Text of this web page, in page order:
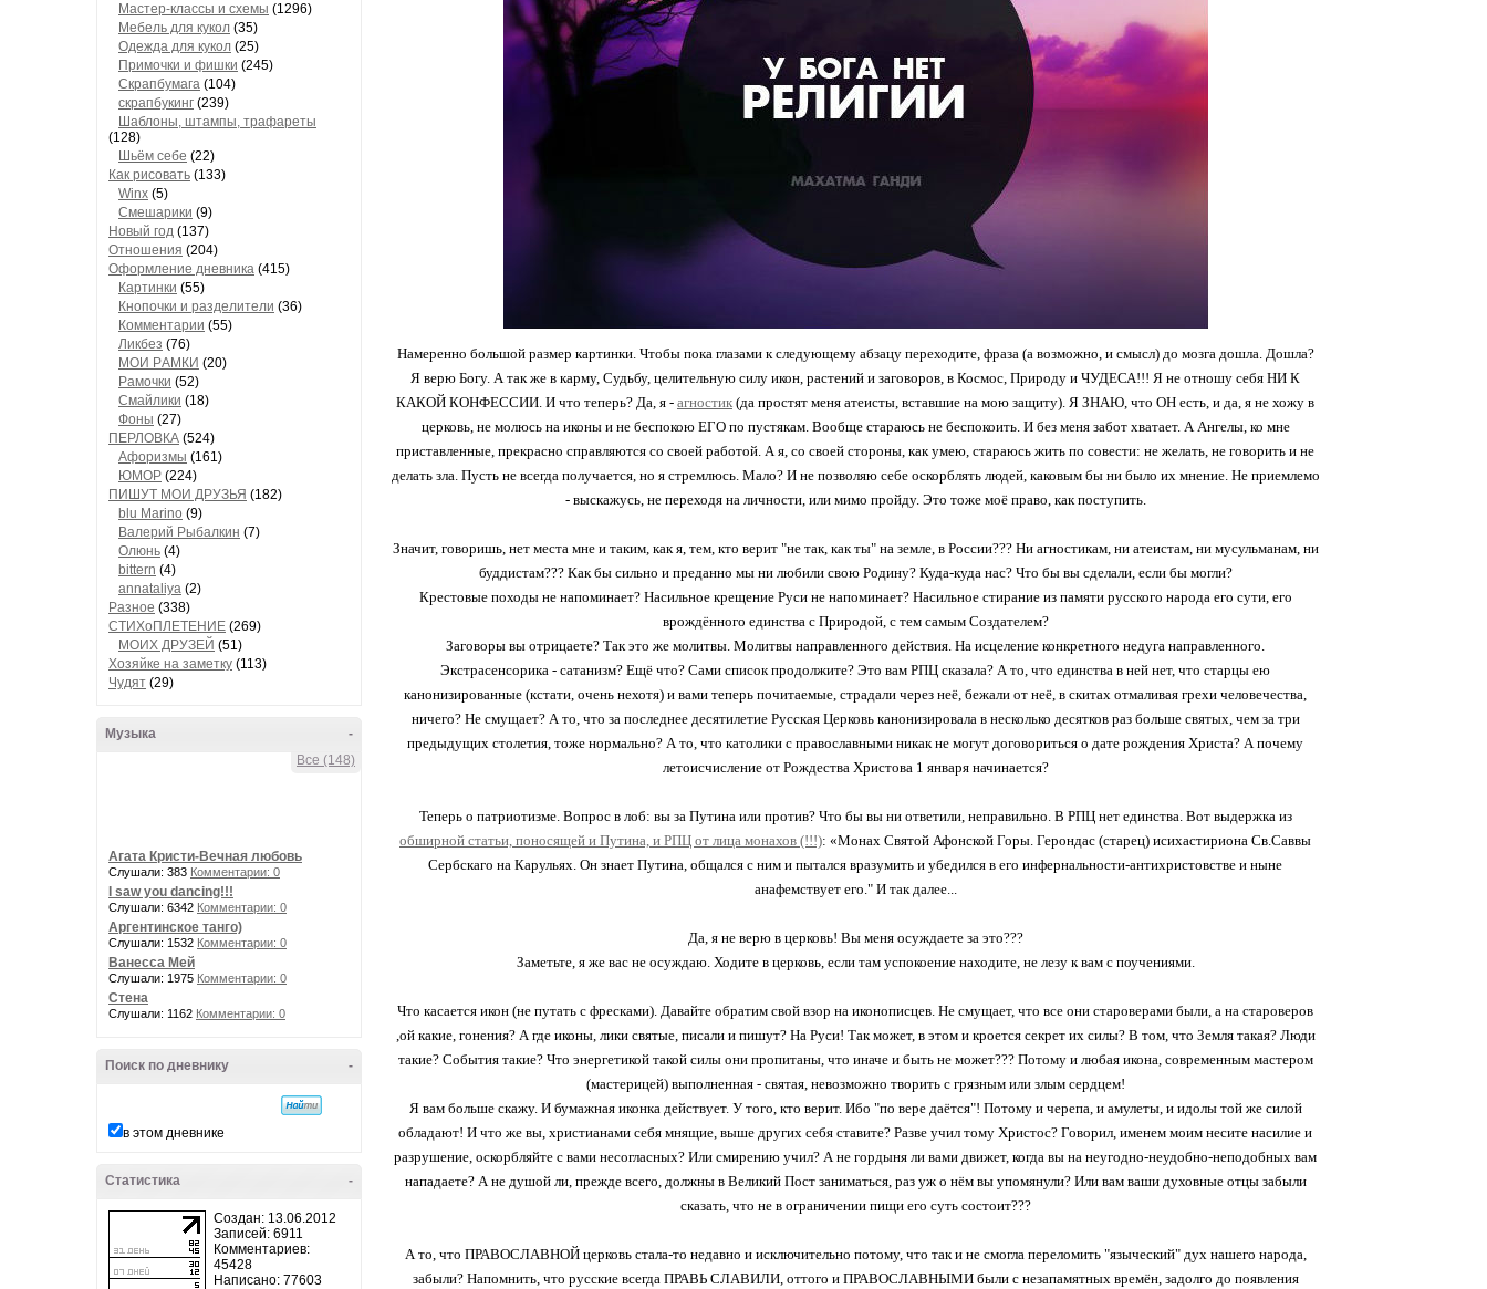
Мастер-классы и схемы (1296)
Мебель для кукол (35)
Одеждa для кукол (25)
Примочки и фишки (245)
Скрaпбумaгa (104)
скрапбукинг (239)
Шaблоны, штaмпы, трaфaреты
(128)
Шьём себе (22)
Как рисовать (133)
Winx (5)
Смешарики (9)
Новый год (137)
Отношения (204)
Оформление дневника (415)
Кaртинки (55)
Кнопочки и рaзделители (36)
Комментaрии (55)
Ликбез (76)
МОИ РAМКИ (20)
Рaмочки (52)
Смaйлики (18)
Фоны (27)
ПЕРЛОВКА (524)
Aфоризмы (161)
ЮМОР (224)
ПИШУТ МОИ ДРУЗЬЯ (182)
blu Marino (9)
Валерий Рыбалкин (7)
Олюнь (4)
bittern (4)
annataliya (2)
Разное (338)
СТИХоПЛЕТЕНИЕ (269)
МОИХ ДРУЗЕЙ (51)
Хозяйке на заметку (113)
Чудят (29)
-
Музыка
Все (148)
Агата Кристи-Вечная любовь
Слушали: 383 Комментарии: 0
I saw you dancing!!!
Слушали: 6342 Комментарии: 0
Аргентинское танго)
Слушали: 1532 Комментарии: 0
Ванесса Мей
Слушали: 1975 Комментарии: 0
Стена
Слушали: 1162 Комментарии: 0
-
Поиск по дневнику
в этом дневнике
-
Статистика
Создан: 13.06.2012
Записей: 6911
Комментариев:
45428
Написано: 77603
Намеренно большой размер картинки. Чтобы пока глазами к следующему абзацу переходите, фраза (а возможно, и смысл) до мозга дошла. Дошла?
Я верю Богу. А так же в карму, Судьбу, целительную силу икон, растений и заговоров, в Космос, Природу и ЧУДЕСА!!! Я не отношу себя НИ К
КАКОЙ КОНФЕССИИ. И что теперь? Да, я - агностик (да простят меня атеисты, вставшие на мою защиту). Я ЗНАЮ, что ОН есть, и да, я не хожу в
церковь, не молюсь на иконы и не беспокою ЕГО по пустякам. Вообще стараюсь не беспокоить. И без меня забот хватает. А Ангелы, ко мне
приставленные, прекрасно справляются со своей работой. А я, со своей стороны, как умею, стараюсь жить по совести: не желать, не говорить и не
делать зла. Пусть не всегда получается, но я стремлюсь. Мало? И не позволяю себе оскорблять людей, каковым бы ни было их мнение. Не приемлемо
- выскажусь, не переходя на личности, или мимо пройду. Это тоже моё право, как поступить.
Значит, говоришь, нет места мне и таким, как я, тем, кто верит "не так, как ты" на земле, в России??? Ни агностикам, ни атеистам, ни мусульманам, ни
буддистам??? Как бы сильно и преданно мы ни любили свою Родину? Куда-куда нас? Что бы вы сделали, если бы могли?
Крестовые походы не напоминает? Насильное крещение Руси не напоминает? Насильное стирание из памяти русского народа его сути, его
врождённого единства с Природой, с тем самым Создателем?
Заговоры вы отрицаете? Так это же молитвы. Молитвы направленного действия. На исцеление конкретного недуга направленного.
Экстрасенсорика - сатанизм? Ещё что? Сами список продолжите? Это вам РПЦ сказала? А то, что единства в ней нет, что старцы ею
канонизированные (кстати, очень нехотя) и вами теперь почитаемые, страдали через неё, бежали от неё, в скитах отмаливая грехи человечества,
ничего? Не смущает? А то, что за последнее десятилетие Русская Церковь канонизировала в несколько десятков раз больше святых, чем за три
предыдущих столетия, тоже нормально? А то, что католики с православными никак не могут договориться о дате рождения Христа? А почему
летоисчисление от Рождества Христова 1 января начинается?
Теперь о патриотизме. Вопрос в лоб: вы за Путина или против? Что бы вы ни ответили, неправильно. В РПЦ нет единства. Вот выдержка из
обширной статьи, поносящей и Путина, и РПЦ от лица монахов (!!!): «Монах Святой Афонской Горы. Герондас (старец) исихастириона Св.Саввы
Сербскаго на Карульях. Он знает Путина, общался с ним и пытался вразумить и убедился в его инфернальности-антихристовстве и ныне
анафемствует его." И так далее...
Да, я не верю в церковь! Вы меня осуждаете за это???
Заметьте, я же вас не осуждаю. Ходите в церковь, если там успокоение находите, не лезу к вам с поучениями.
Что касается икон (не путать с фресками). Давайте обратим свой взор на иконописцев. Не смущает, что все они староверами были, а на староверов
,ой какие, гонения? А где иконы, лики святые, писали и пишут? На Руси! Так может, в этом и кроется секрет их силы? В том, что Земля такая? Люди
такие? События такие? Что энергетикой такой силы они пропитаны, что иначе и быть не может??? Потому и любая икона, современным мастером
(мастерицей) выполненная - святая, невозможно творить с грязным или злым сердцем!
Я вам больше скажу. И бумажная иконка действует. У того, кто верит. Ибо "по вере даётся"! Потому и черепа, и амулеты, и идолы той же силой
обладают! И что же вы, христианами себя мнящие, выше других себя ставите? Разве учил тому Христос? Говорил, именем моим несите насилие и
разрушение, оскорбляйте с вами несогласных? Или смирению учил? А не гордыня ли вами движет, когда вы на неугодно-неудобно-неподобных вам
нападаете? А не душой ли, прежде всего, должны в Великий Пост заниматься, раз уж о нём вы упомянули? Или вам ваши духовные отцы забыли
сказать, что не в ограничении пищи его суть состоит???
А то, что ПРАВОСЛАВНОЙ церковь стала-то недавно и исключительно потому, что так и не смогла переломить "языческий" дух нашего народа,
забыли? Напомнить, что русские всегда ПРАВЬ СЛАВИЛИ, оттого и ПРАВОСЛАВНЫМИ были с незапамятных времён, задолго до появления